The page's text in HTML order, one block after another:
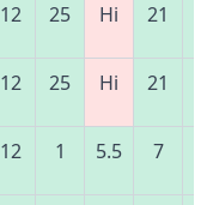
12 25 Ні 21
12 25 Ні 21
12 1 5.5 7